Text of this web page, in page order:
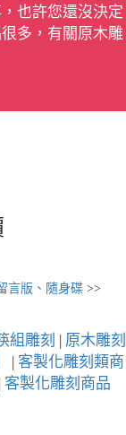
也許您還沒決定
多，有關原木雕
言版、隨身碟 >>
組雕刻 | 原木雕刻
| 客製化雕刻類商
客製化雕刻商品